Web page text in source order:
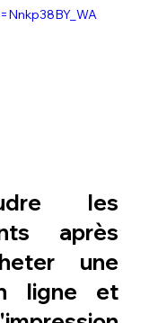
les
après
une
ligne et